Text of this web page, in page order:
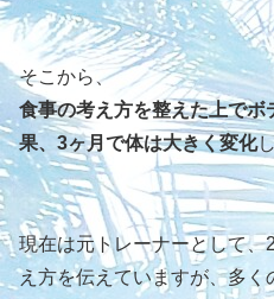
そこから、
食事の考え方を整えた上で
果、3ヶ月で体は大きく変化
現在は元トレーナーとして
え方を伝えていますが、多